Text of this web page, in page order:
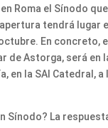
Roma el Sínodo
tendrá lugar
En concreto,
de Astorga, será en
en la SAI Catedral, a
Sínodo? La